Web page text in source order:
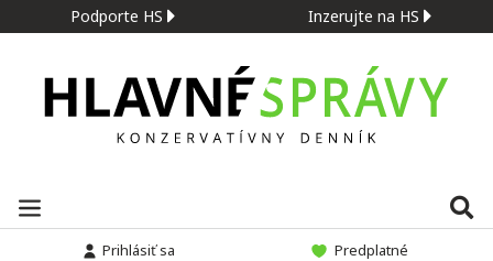
Podporte HS Inzerujte na HS
Prihlásiť sa Predplatné